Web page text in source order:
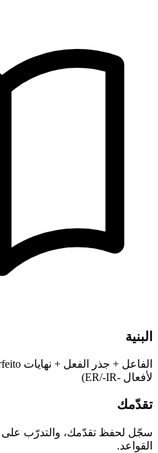
البنية
لأفعال -ER/-IR)
تقدّمك
سجّل لحفظ تقدّمك، والتدرّب على
القواعد.